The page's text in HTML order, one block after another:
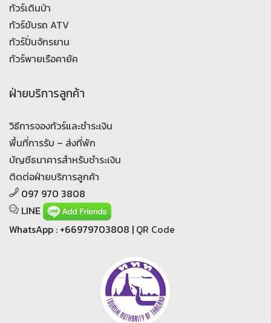
ทัวร์เดินป่า
ทัวร์ขับรถ ATV
ทัวร์ปั่นจักรยาน
ทัวร์พายเรือคายัค
ฝ่ายบริการลูกค้า
วิธีการจองทัวร์และชำระเงิน
พื้นที่การรับ – ส่งที่พัก
บัญชีธนาคารสำหรับชำระเงิน
ติดต่อฝ่ายบริการลูกค้า
097 970 3808
LINE
WhatsApp : +66979703808 | QR Code